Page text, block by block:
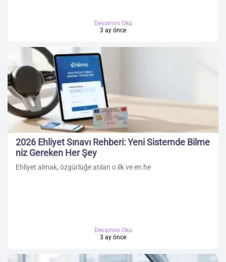
Devamını Oku
3 ay önce
2026 Ehliyet Sınavı Rehberi: Yeni Sistemde Bilme
niz Gereken Her Şey
Ehliyet almak, özgürlüğe atılan o ilk ve en he
Devamını Oku
3 ay önce